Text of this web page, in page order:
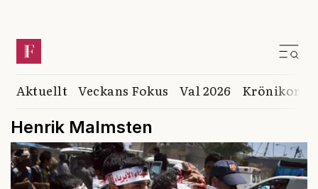
Aktuellt Veckans Fokus Val 2026 Krönikor
Henrik Malmsten